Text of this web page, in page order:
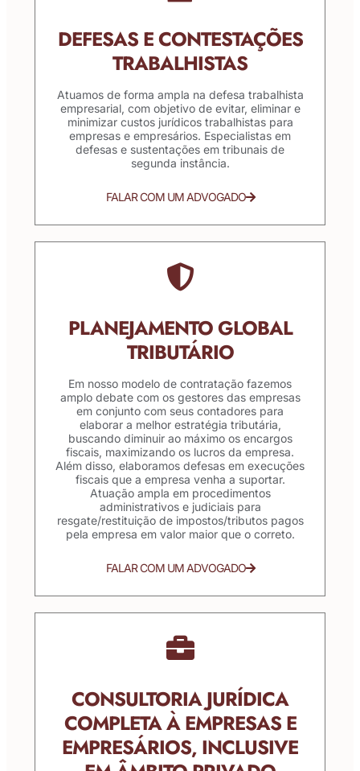
DEFESAS E CONTESTAÇÕES
TRABALHISTAS
Atuamos de forma ampla na defesa trabalhista
empresarial, com objetivo de evitar, eliminar e
minimizar custos jurídicos trabalhistas para
empresas e empresários. Especialistas em
defesas e sustentações em tribunais de
segunda instância.
FALAR COM UM ADVOGADO
PLANEJAMENTO GLOBAL
TRIBUTÁRIO
Em nosso modelo de contratação fazemos
amplo debate com os gestores das empresas
em conjunto com seus contadores para
elaborar a melhor estratégia tributária,
buscando diminuir ao máximo os encargos
fiscais, maximizando os lucros da empresa.
Além disso, elaboramos defesas em execuções
fiscais que a empresa venha a suportar.
Atuação ampla em procedimentos
administrativos e judiciais para
resgate/restituição de impostos/tributos pagos
pela empresa em valor maior que o correto.
FALAR COM UM ADVOGADO
CONSULTORIA JURÍDICA
COMPLETA À EMPRESAS E
EMPRESÁRIOS, INCLUSIVE